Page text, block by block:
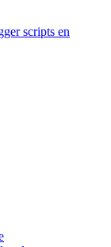
scripts en